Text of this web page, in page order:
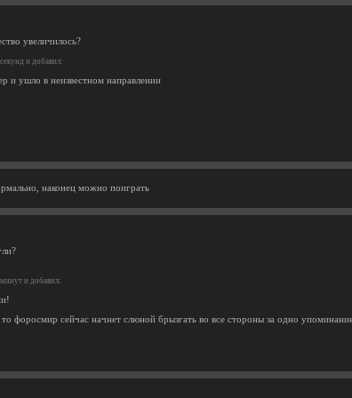
увеличилось?
и добавил:
и ушло в неизвестном направлении
наконец можно поиграть
и добавил:
форосмир сейчас начнет слюной брызгать во все стороны за одно